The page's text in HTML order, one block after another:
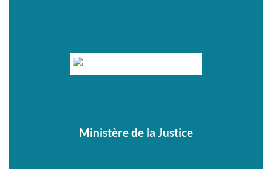
Ministère de la Justice